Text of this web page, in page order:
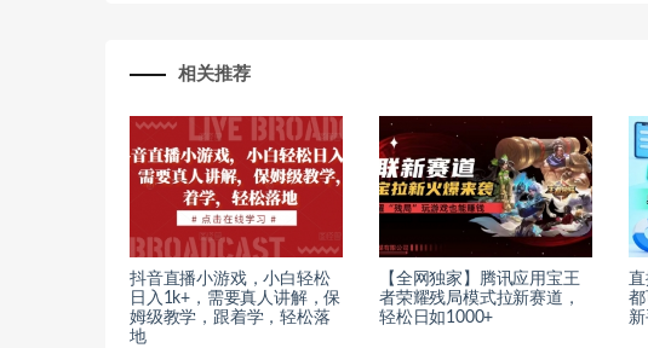
相关推荐
抖音直播小游戏，小白轻松
日入1k+，需要真人讲解，保
姆级教学，跟着学，轻松落
地
【全网独家】腾讯应用宝王
者荣耀残局模式拉新赛道，
轻松日如1000+
都